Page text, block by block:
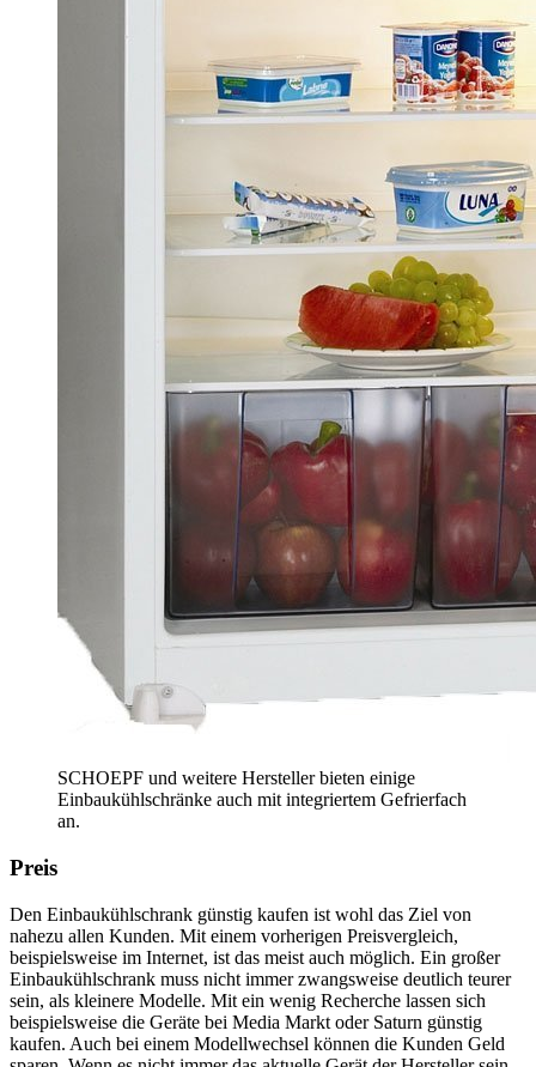
SCHOEPF und weitere Hersteller bieten einige
Einbaukühlschränke auch mit integriertem Gefrierfach
an.
Preis
Den Einbaukühlschrank günstig kaufen ist wohl das Ziel von
nahezu allen Kunden. Mit einem vorherigen Preisvergleich,
beispielsweise im Internet, ist das meist auch möglich. Ein großer
Einbaukühlschrank muss nicht immer zwangsweise deutlich teurer
sein, als kleinere Modelle. Mit ein wenig Recherche lassen sich
beispielsweise die Geräte bei Media Markt oder Saturn günstig
kaufen. Auch bei einem Modellwechsel können die Kunden Geld